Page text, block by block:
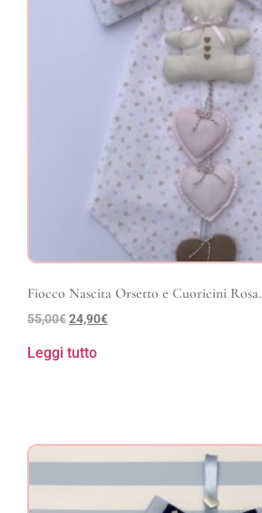
Fiocco Nascita Orsetto e Cuoricini Rosa.
55,00€24,90€
Leggi tutto